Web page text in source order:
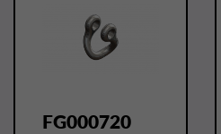
FG000720